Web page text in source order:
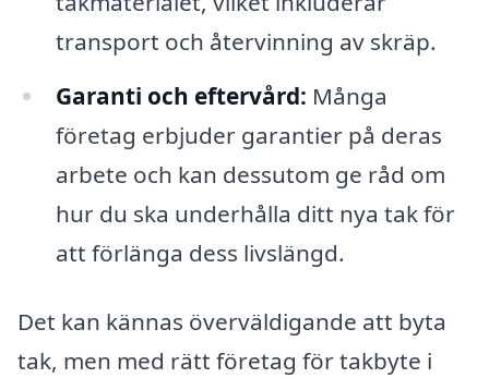
transport och återvinning av skräp.
Garanti och eftervård: Många
företag erbjuder garantier på deras
arbete och kan dessutom ge råd om
hur du ska underhålla ditt nya tak för
att förlänga dess livslängd.
Det kan kännas överväldigande att byta
tak, men med rätt företag för takbyte i